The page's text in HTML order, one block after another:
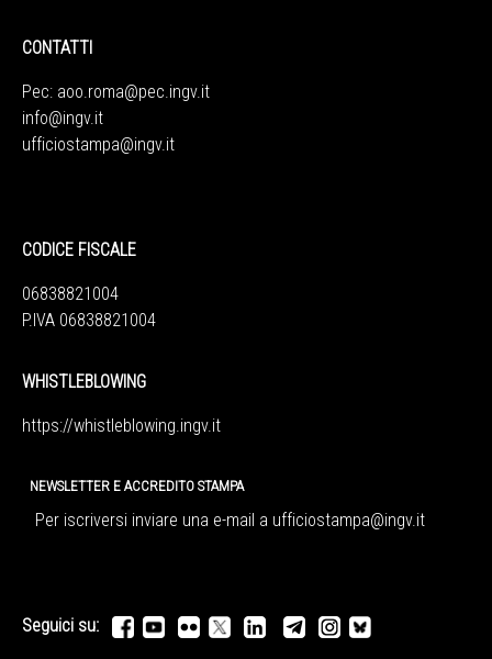
CONTATTI
Pec: aoo.roma@pec.ingv.it
info@ingv.it
ufficiostampa@ingv.it
CODICE FISCALE
06838821004
P.IVA 06838821004
WHISTLEBLOWING
https://whistleblowing.ingv.it
NEWSLETTER E ACCREDITO STAMPA
Per iscriversi inviare una e-mail a ufficiostampa@ingv.it
Seguici su: